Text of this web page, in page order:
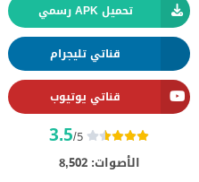
تحميل APK رسمي
قناتي تليجرام
قناتي يوتيوب
3.5/5
الأصوات:8,502